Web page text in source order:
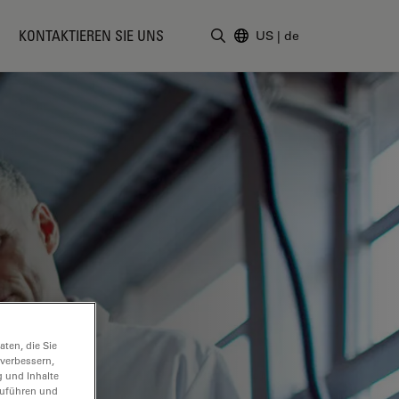
KONTAKTIEREN SIE UNS US | de
die Sie
und Inhalte
und